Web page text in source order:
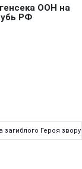
загиблого Героя